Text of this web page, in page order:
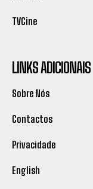
TVCine
LINKS ADICIONAIS
Sobre Nós
Contactos
Privacidade
English